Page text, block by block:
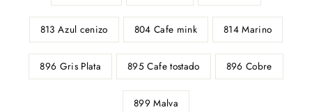
813 Azul cenizo 804 Cafe mink 814 Marino
896 Gris Plata 895 Cafe tostado 896 Cobre
899 Malva